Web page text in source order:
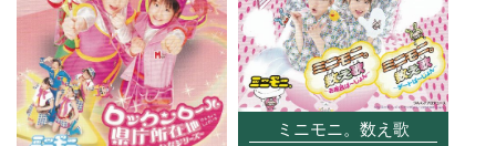
ミニモニ。数え歌